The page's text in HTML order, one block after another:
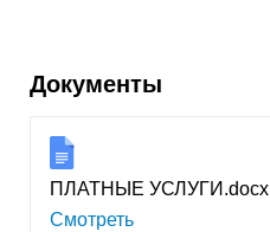
Документы
ПЛАТНЫЕ УСЛУГИ.docx
Смотреть